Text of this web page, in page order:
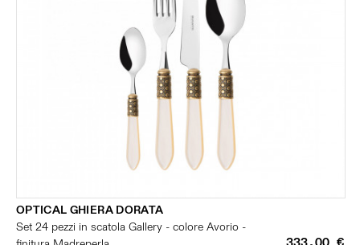
OPTICAL GHIERA DORATA
Set 24 pezzi in scatola Gallery - colore Avorio -